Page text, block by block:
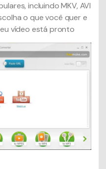
incluindo MKV, AVI
o que você quer e
vídeo está pronto